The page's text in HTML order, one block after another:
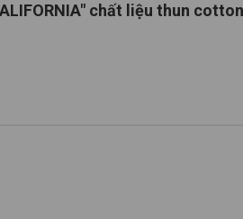
chất liệu thun